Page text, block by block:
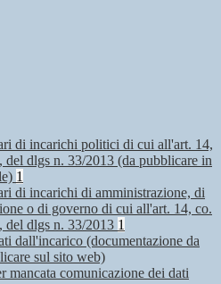
di incarichi politici di cui all'art. 14,
del dlgs n. 33/2013 (da pubblicare in
1
di incarichi di amministrazione, di
o di governo di cui all'art. 14, co.
del dlgs n. 33/2013 1
dall'incarico (documentazione da
sul sito web)
mancata comunicazione dei dati